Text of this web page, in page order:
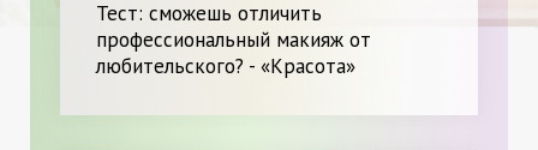
Тест: сможешь отличить
профессиональный макияж от
любительского? - «Красота»